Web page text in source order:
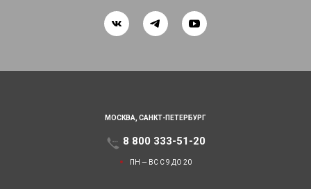
МОСКВА, САНКТ-ПЕТЕРБУРГ
8 800 333-51-20
ПН — ВС С 9 ДО 20